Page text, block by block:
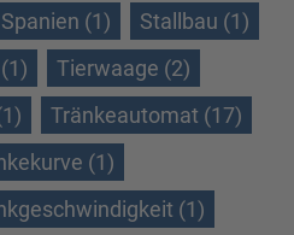
Spanien (1)
Stallbau (1)
Tierwaage (2)
Tränkeautomat (17)
(1)
(1)